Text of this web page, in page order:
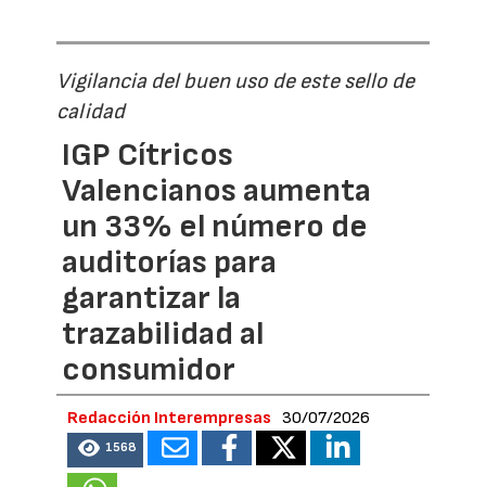
Vigilancia del buen uso de este sello de
calidad
IGP Cítricos
Valencianos aumenta
un 33% el número de
auditorías para
garantizar la
trazabilidad al
consumidor
Redacción Interempresas 30/07/2026
1568